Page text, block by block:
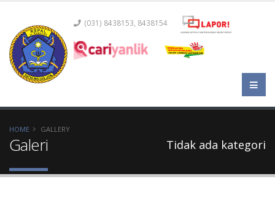
(031) 8438153, 8438154
HOME GALLERY
Galeri Tidak ada kategori